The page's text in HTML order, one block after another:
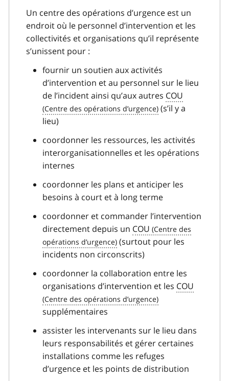
Un centre des opérations d’urgence est un
endroit où le personnel d’intervention et les
collectivités et organisations qu’il représente
s’unissent pour :
fournir un soutien aux activités
d’intervention et au personnel sur le lieu
de l’incident ainsi qu’aux autres COU
(s’il y a
lieu)
coordonner les ressources, les activités
interorganisationnelles et les opérations
internes
coordonner les plans et anticiper les
besoins à court et à long terme
coordonner et commander l’intervention
directement depuis un COU
(surtout pour les
incidents non circonscrits)
coordonner la collaboration entre les
organisations d’intervention et les COU
supplémentaires
assister les intervenants sur le lieu dans
leurs responsabilités et gérer certaines
installations comme les refuges
d’urgence et les points de distribution